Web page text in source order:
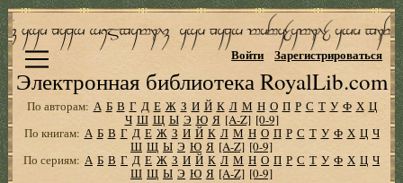
Электронная библиотека RoyalLib.com
Войти Зарегистрироваться
По авторам: А Б В Г Д Е Ж З И Й К Л М Н О П Р С Т У Ф Х Ц
Ч Ш Щ Ы Э Ю Я [A-Z] [0-9]
По книгам: А Б В Г Д Е Ж З И Й К Л М Н О П Р С Т У Ф Х Ц Ч
Ш Щ Ы Э Ю Я [A-Z] [0-9]
По сериям: А Б В Г Д Е Ж З И Й К Л М Н О П Р С Т У Ф Х Ц Ч
Ш Щ Ы Э Ю Я [A-Z] [0-9]